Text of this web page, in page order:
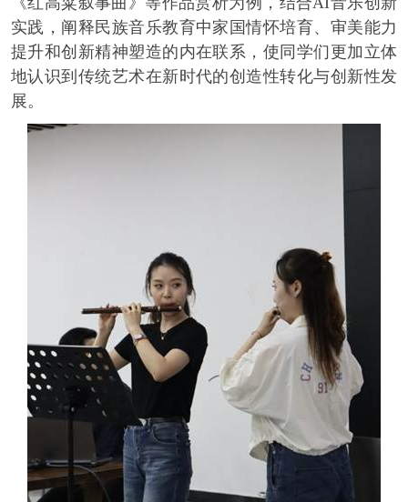
实践，阐释民族音乐教育中家国情怀培育、审美能力
提升和创新精神塑造的内在联系，使同学们更加立体
地认识到传统艺术在新时代的创造性转化与创新性发
展。